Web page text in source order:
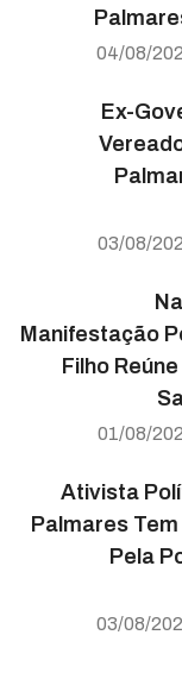
04/08/
Ex-
03/08/
Manifestação
Filho
01/08/
Ativista
Palmares
Pela
03/08/